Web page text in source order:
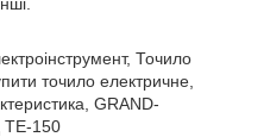
Точило
точило електричне,
GRAND-
ТЕ-150